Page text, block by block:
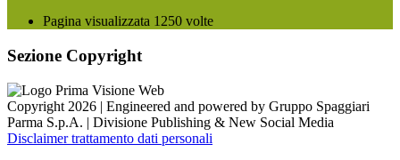
Pagina visualizzata 1250 volte
Sezione Copyright
Copyright 2026 | Engineered and powered by Gruppo Spaggiari
Parma S.p.A. | Divisione Publishing & New Social Media
Disclaimer trattamento dati personali